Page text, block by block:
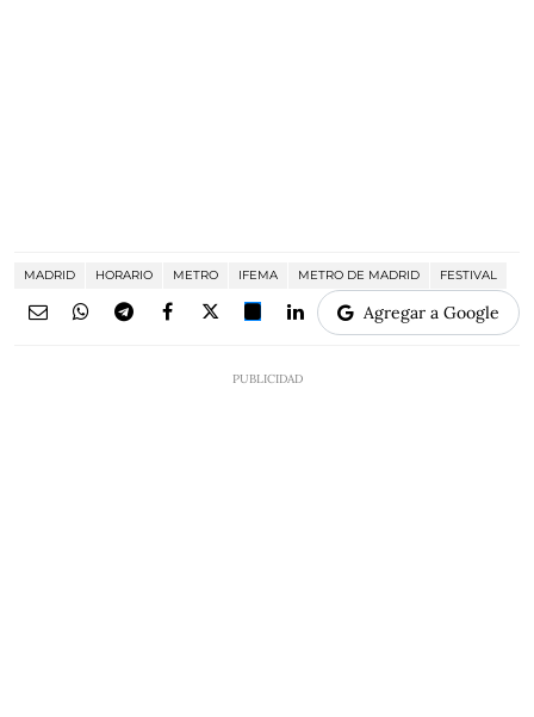
MADRID HORARIO METRO IFEMA METRO DE MADRID FESTIVAL
Agregar a Google